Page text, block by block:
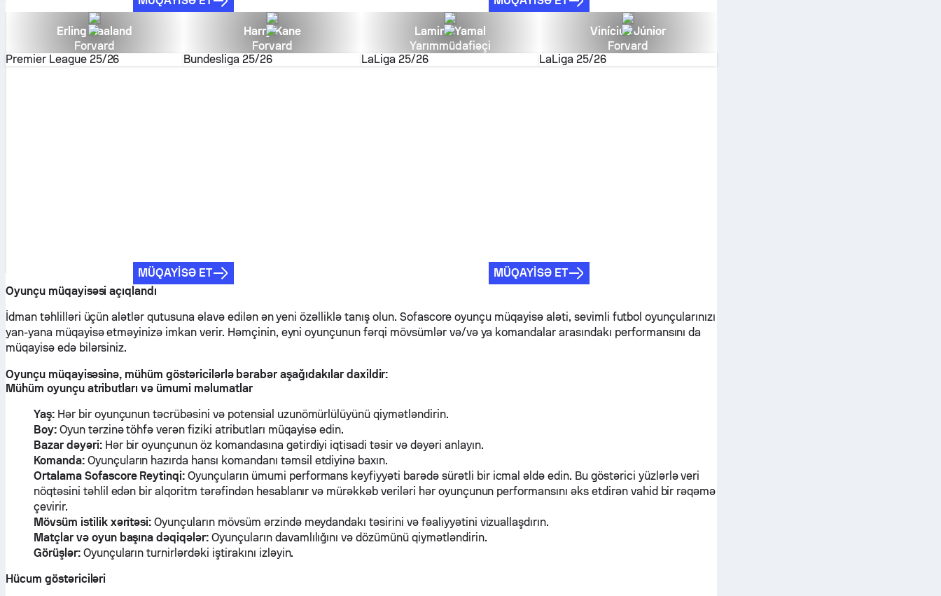
Erling Haaland
Forvard
Premier League 25/26
Harry Kane
Forvard
Bundesliga 25/26
MÜQAYISƏ ET
Lamine Yamal
Yarımmüdafiəçi
LaLiga 25/26
Vinícius Júnior
Forvard
LaLiga 25/26
MÜQAYISƏ ET
Oyunçu müqayisəsi açıqlandı
İdman təhlilləri üçün alətlər qutusuna əlavə edilən ən yeni özəlliklə tanış olun. Sofascore oyunçu müqayisə aləti, sevimli futbol oyunçularınızı
yan-yana müqayisə etməyinizə imkan verir. Həmçinin, eyni oyunçunun fərqi mövsümlər və/və ya komandalar arasındakı performansını da
müqayisə edə bilərsiniz.
Oyunçu müqayisəsinə, mühüm göstəricilərlə bərabər aşağıdakılar daxildir:
Mühüm oyunçu atributları və ümumi məlumatlar
Yaş:Hər bir oyunçunun təcrübəsini və potensial uzunömürlülüyünü qiymətləndirin.
Boy:Oyun tərzinə töhfə verən fiziki atributları müqayisə edin.
Bazar dəyəri:Hər bir oyunçunun öz komandasına gətirdiyi iqtisadi təsir və dəyəri anlayın.
Komanda:Oyunçuların hazırda hansı komandanı təmsil etdiyinə baxın.
Ortalama Sofascore Reytinqi: Oyunçuların ümumi performans keyfiyyəti barədə sürətli bir icmal əldə edin. Bu göstərici yüzlərlə veri
nöqtəsini təhlil edən bir alqoritm tərəfindən hesablanır və mürəkkəb veriləri hər oyunçunun performansını əks etdirən vahid bir rəqəmə
çevirir.
Mövsüm istilik xəritəsi: Oyunçuların mövsüm ərzində meydandakı təsirini və fəaliyyətini vizuallaşdırın.
Matçlar və oyun başına dəqiqələr: Oyunçuların davamlılığını və dözümünü qiymətləndirin.
Görüşlər:Oyunçuların turnirlərdəki iştirakını izləyin.
Hücum göstəriciləri